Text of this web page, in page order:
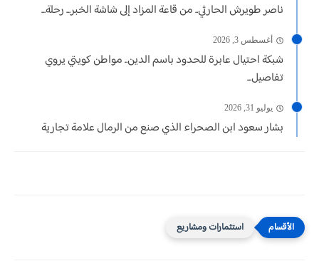
ناصر طويرش الحارثي.. من قاعة المزاد إلى شاشة الخبر... رحلة...
أغسطس 3, 2026
شبكة احتيال عابرة للحدود باسم الدين.. مواطن كويتي يروي
تفاصيل...
يوليو 31, 2026
بشار سعود ابن الصحراء الذي صنع من الرمال علامة تجارية
استثمارات ومشاريع